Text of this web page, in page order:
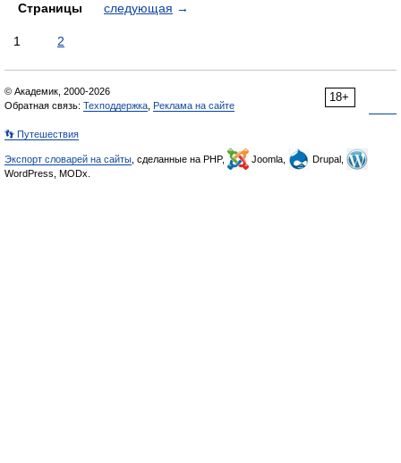
Страницы следующая →
1 2
18+
© Академик, 2000-2026
Обратная связь: Техподдержка Реклама на сайте
👣 Путешествия
Экспорт словарей на сайты , сделанные на PHP, Joomla,
Drupal,
WordPress, MODx.